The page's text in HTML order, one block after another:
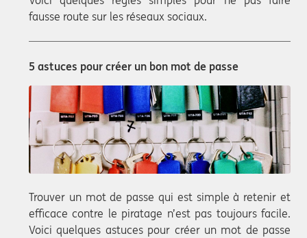
fausse route sur les réseaux sociaux.
5 astuces pour créer un bon mot de passe
Trouver un mot de passe qui est simple à retenir et
efficace contre le piratage n’est pas toujours facile.
Voici quelques astuces pour créer un mot de passe